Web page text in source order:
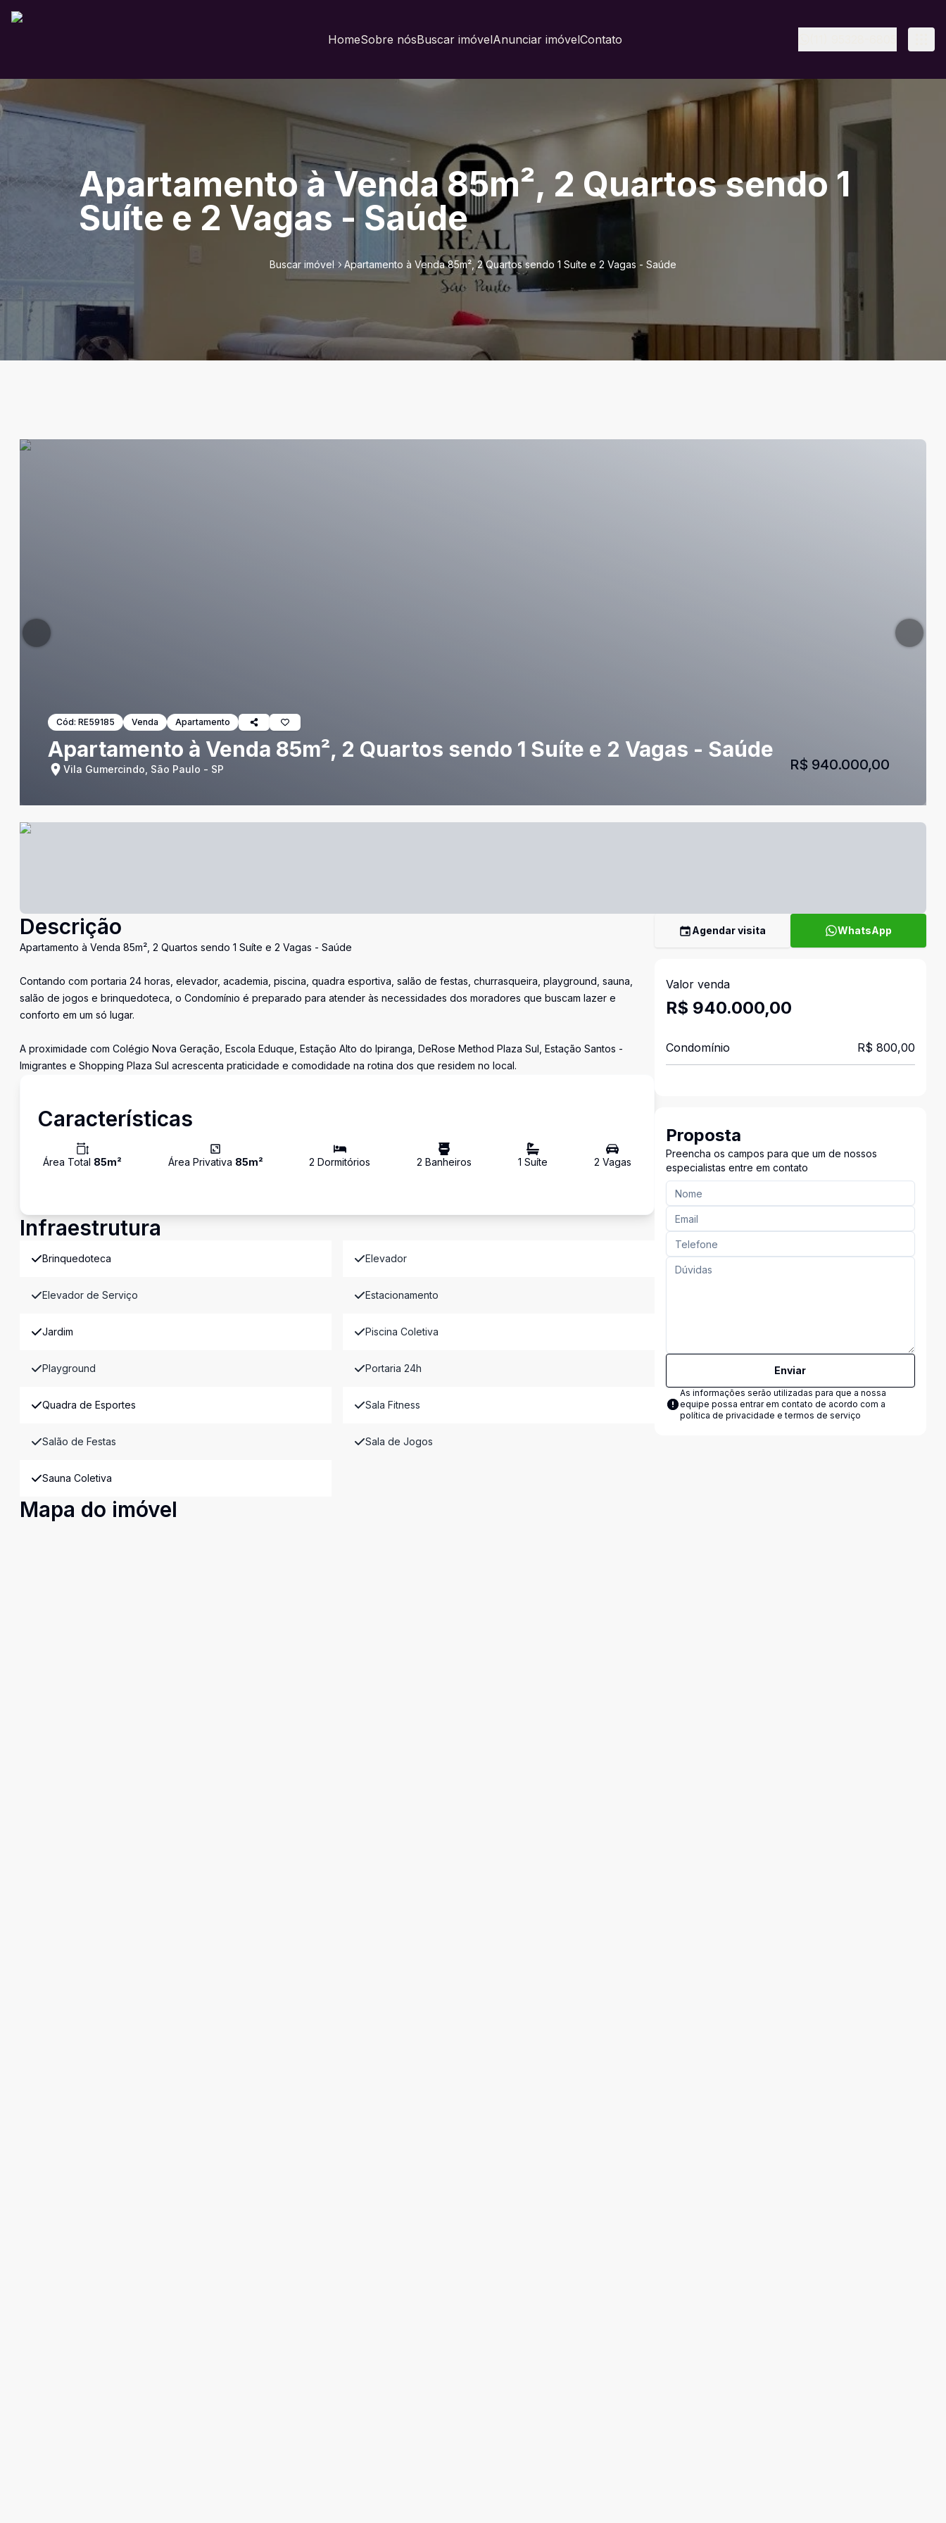
HomeSobre nósBuscar imóvelAnunciar imóvelContato
Apartamento à Venda 85m², 2 Quartos sendo 1
Suíte e 2 Vagas - Saúde
Buscar imóvel Apartamento à Venda 85m², 2 Quartos sendo 1 Suíte e 2 Vagas - Saúde
Cód: RE59185 Venda Apartamento
Apartamento à Venda 85m², 2 Quartos sendo 1 Suíte e 2 Vagas - Saúde
Vila Gumercindo, São Paulo - SP R$ 940.000,00
Descrição
Apartamento à Venda 85m², 2 Quartos sendo 1 Suíte e 2 Vagas - Saúde
Contando com portaria 24 horas, elevador, academia, piscina, quadra esportiva, salão de festas, churrasqueira, playground, sauna,
salão de jogos e brinquedoteca, o Condomínio é preparado para atender às necessidades dos moradores que buscam lazer e
conforto em um só lugar.
A proximidade com Colégio Nova Geração, Escola Eduque, Estação Alto do Ipiranga, DeRose Method Plaza Sul, Estação Santos -
Imigrantes e Shopping Plaza Sul acrescenta praticidade e comodidade na rotina dos que residem no local.
Características
Área Total 85m² Área Privativa 85m² 2 Dormitórios 2 Banheiros 1 Suíte 2 Vagas
Infraestrutura
Brinquedoteca Elevador
Elevador de Serviço Estacionamento
Jardim Piscina Coletiva
Playground Portaria 24h
Quadra de Esportes Sala Fitness
Salão de Festas Sala de Jogos
Sauna Coletiva
Mapa do imóvel
Agendar visita WhatsApp
Valor venda
R$ 940.000,00
Condomínio R$ 800,00
Proposta
Preencha os campos para que um de nossos
especialistas entre em contato
Enviar
As informações serão utilizadas para que a nossa
equipe possa entrar em contato de acordo com a
política de privacidade e termos de serviço